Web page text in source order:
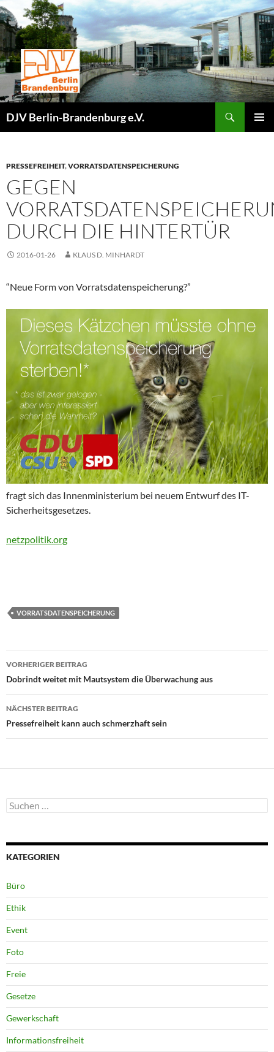
Zum
Inhalt
springen
DJV Berlin-Brandenburg e.V.
PRESSEFREIHEIT,VORRATSDATENSPEICHERUNG
GEGEN
DURCH DIE HINTERTÜR
2016-01-26 KLAUS D. MINHARDT
“Neue Form von Vorratsdatenspeicherung?”
fragt sich das Innenministerium bei neuem Entwurf des IT-
Sicherheitsgesetzes.
netzpolitik.org
VORRATSDATENSPEICHERUNG
Beitragsnavigation
VORHERIGER BEITRAG
Dobrindt weitet mit Mautsystem die Überwachung aus
NÄCHSTER BEITRAG
Pressefreiheit kann auch schmerzhaft sein
Suchen
nach:
KATEGORIEN
Büro
Ethik
Event
Foto
Freie
Gesetze
Gewerkschaft
Informationsfreiheit